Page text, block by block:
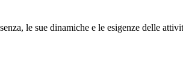
le sue dinamiche e le esigenze delle